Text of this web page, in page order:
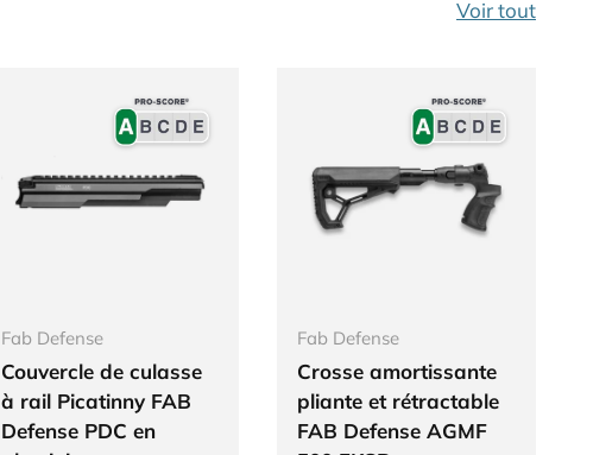
Voir tout
Fab Defense
Couvercle de culasse
à rail Picatinny FAB
Defense PDC en
Fab Defense
Crosse amortissante
pliante et rétractable
FAB Defense AGMF